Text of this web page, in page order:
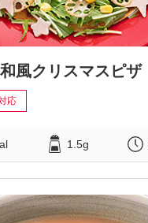
風クリスマスピザ
応
1.5g